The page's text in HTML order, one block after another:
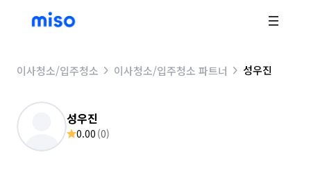
이사청소/입주청소 이사청소/입주청소 파트너 성우진
성우진
0.00 (0)